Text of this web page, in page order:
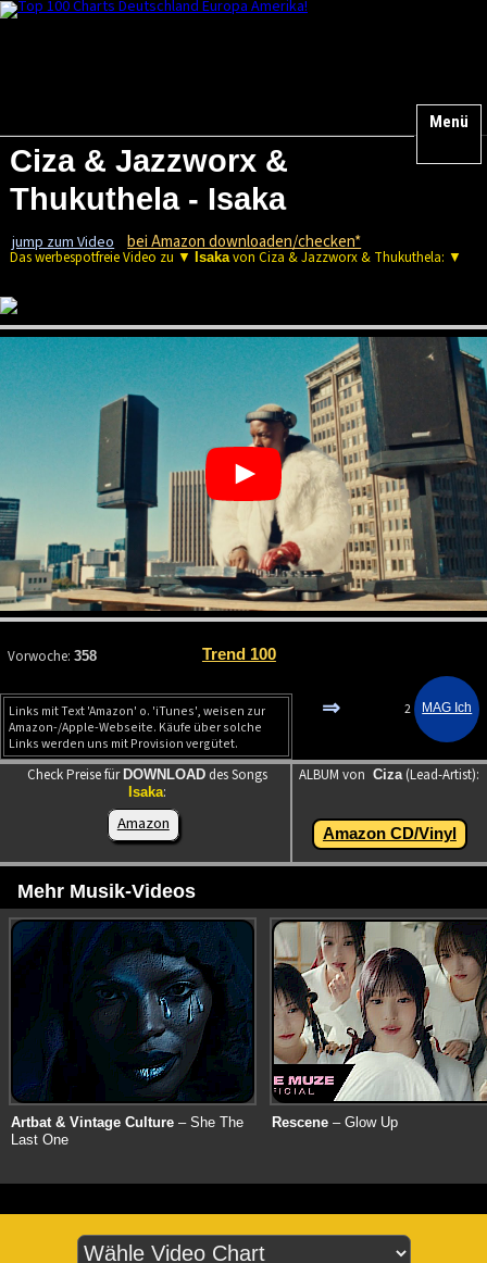
Menü
Ciza & Jazzworx &
Thukuthela - Isaka
jump zum Video bei Amazon downloaden/checken*
Das werbespotfreie Video zu ▼ Isakavon Ciza & Jazzworx & Thukuthela: ▼
Vorwoche: 358 Trend 100
Links mit Text 'Amazon' o. 'iTunes', weisen zur
Amazon-/Apple-Webseite. Käufe über solche
Links werden uns mit Provision vergütet.
⇒ 2
Check Preise für DOWNLOAD des Songs
Isaka:
Amazon
ALBUM von Ciza(Lead-Artist):
Amazon CD/Vinyl
Mehr Musik-Videos
Artbat & Vintage Culture – She The
Last One
Rescene – Glow Up